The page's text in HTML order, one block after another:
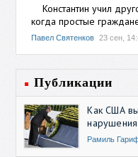
Константин учил
когда простые
Павел Святенков 23 сен,
Публикации
Как США
Рамиль